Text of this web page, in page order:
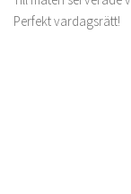
Perfekt vardagsrätt!